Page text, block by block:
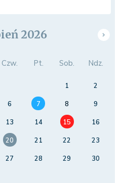
2026
Czw. Pt. Sob. Ndz.
1
2
6 7 8
9
13 14 15
16
20 21 22
23
27 28 29
30